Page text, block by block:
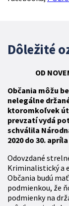
Dôležité
OD
Občania môžu
nelegálne
ktoromkoľvek
prevzatí vydá
schválila
2020 do 30. apríla
Odovzdané
Kriminalistický a
Občania budú
podmienkou, že
podmienky na